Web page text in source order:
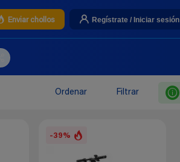
Enviar chollos Regístrate / Iniciar sesión
Ordenar Filtrar
-39%